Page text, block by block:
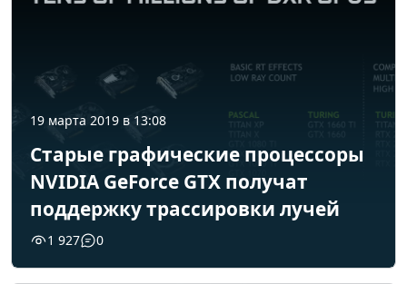
19 марта 2019 в 13:08
Старые графические процессоры
NVIDIA GeForce GTX получат
поддержку трассировки лучей
1 927 0